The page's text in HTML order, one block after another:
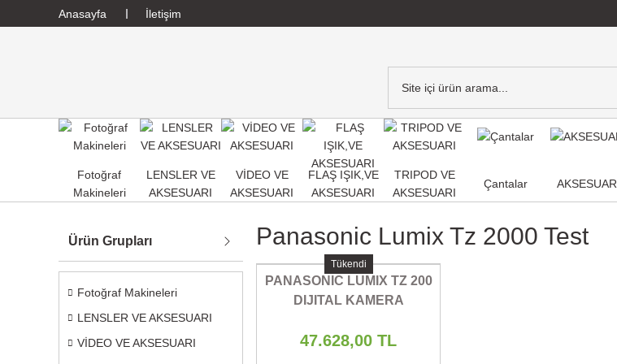
Anasayfa İletişim
Fotoğraf
Makineleri
LENSLER VE
AKSESUARI
VİDEO VE
AKSESUARI
FLAŞ IŞIK,VE
AKSESUARI
TRIPOD VE
AKSESUARI
Çantalar AKSESUAR
Ürün Grupları
Fotoğraf Makineleri
LENSLER VE AKSESUARI
VİDEO VE AKSESUARI
Panasonic Lumix Tz 2000 Test
Tükendi
PANASONIC LUMIX TZ 200
DIJITAL KAMERA
47.628,00 TL